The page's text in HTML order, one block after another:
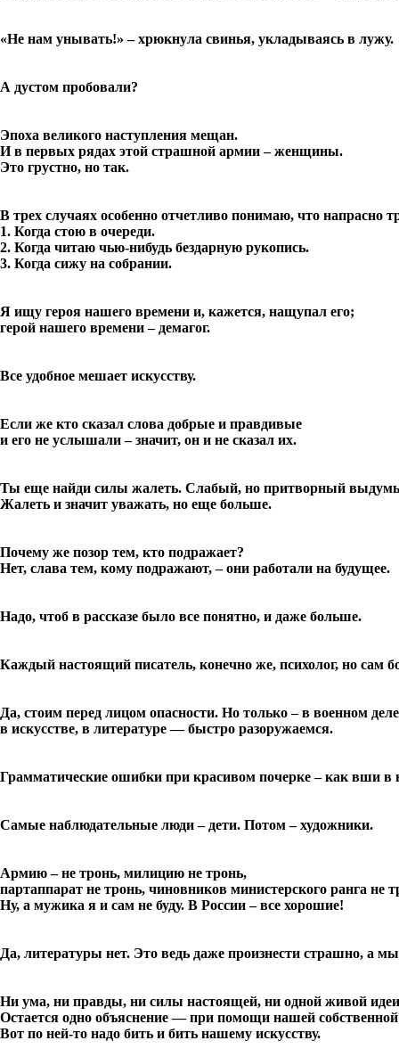
«Не нам унывать!» – хрюкнула свинья, укладываясь в лужу.
А дустом пробовали?
Эпоха великого наступления мещан.
И в первых рядах этой страшной армии – женщины.
Это грустно, но так.
В трех случаях особенно отчетливо понимаю, что напрасно
1. Когда стою в очереди.
2. Когда читаю чью-нибудь бездарную рукопись.
3. Когда сижу на собрании.
Я ищу героя нашего времени и, кажется, нащупал его;
герой нашего времени – демагог.
Все удобное мешает искусству.
Если же кто сказал слова добрые и правдивые
и его не услышали – значит, он и не сказал их.
Ты еще найди силы жалеть. Слабый, но притворный
Жалеть и значит уважать, но еще больше.
Почему же позор тем, кто подражает?
Нет, слава тем, кому подражают, – они работали на будущее.
Надо, чтоб в рассказе было все понятно, и даже больше.
Каждый настоящий писатель, конечно же, психолог, но сам
Да, стоим перед лицом опасности. Но только – в военном
в искусстве, в литературе — быстро разоружаемся.
Грамматические ошибки при красивом почерке – как вши в
Самые наблюдательные люди – дети. Потом – художники.
Армию – не тронь, милицию не тронь,
партаппарат не тронь, чиновников министерского ранга не
Ну, а мужика я и сам не буду. В России – все хорошие!
Да, литературы нет. Это ведь даже произнести страшно, а
Ни ума, ни правды, ни силы настоящей, ни одной живой
Остается одно объяснение — при помощи нашей собственной
Вот по ней-то надо бить и бить нашему искусству.